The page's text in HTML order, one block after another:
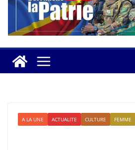
A LA UNE ACTUALITE CULTURE FEMME